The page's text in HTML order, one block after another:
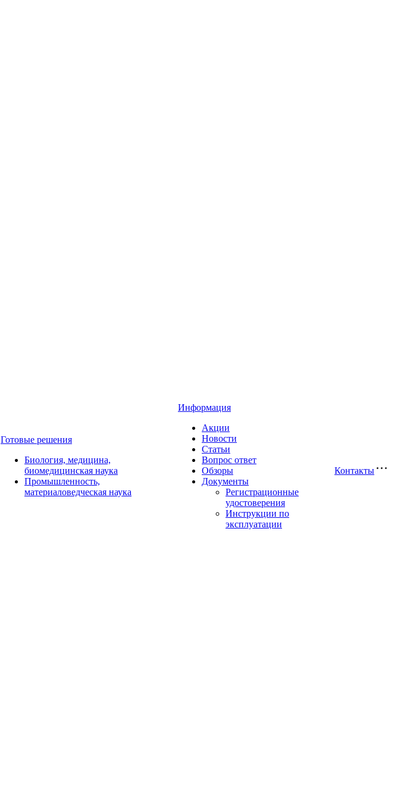
Готовые решения
Биология, медицина,
биомедицинская наука
Промышленность,
материаловедческая наука
Информация
Акции
Новости
Статьи
Вопрос ответ
Обзоры
Документы
Регистрационные
удостоверения
Инструкции по
эксплуатации
Контакты